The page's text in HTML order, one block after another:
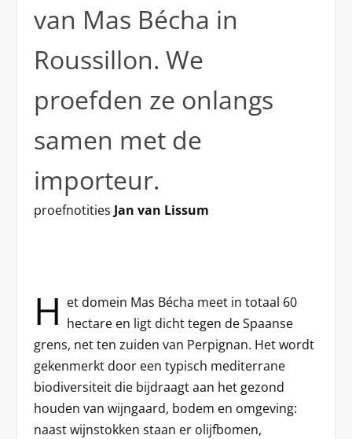
van Mas Bécha in
Roussillon. We
proefden ze onlangs
samen met de
importeur.
proefnotities Jan van Lissum
H et domein Mas Bécha meet in totaal 60
hectare en ligt dicht tegen de Spaanse
grens, net ten zuiden van Perpignan. Het wordt
gekenmerkt door een typisch mediterrane
biodiversiteit die bijdraagt aan het gezond
houden van wijngaard, bodem en omgeving:
naast wijnstokken staan er olijfbomen,